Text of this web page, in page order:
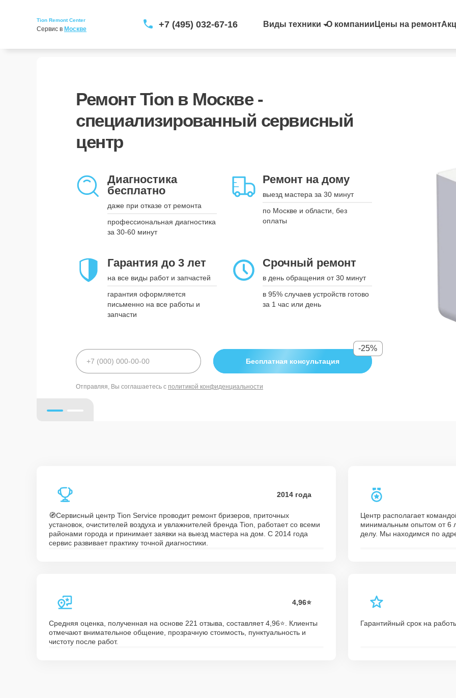
Tion Remont Center
Сервис в Москве +7 (495) 032-67-16 Виды техники О компании Цены на ремонт
Ремонт Tion в Москве -
специализированный сервисный
центр
Диагностика
бесплатно
даже при отказе от ремонта
профессиональная диагностика
за 30-60 минут
Ремонт на дому
выезд мастера за 30 минут
по Москве и области, без
оплаты
Гарантия до 3 лет
на все виды работ и запчастей
гарантия оформляется
письменно на все работы и
запчасти
Срочный ремонт
в день обращения от 30 минут
в 95% случаев устройств готово
за 1 час или день
Бесплатная консультация
-25%
Отправляя, Вы соглашаетесь с политикой конфиденциальности
наши курьеры приедут в удобное
устройство обратно, когда оно
будет готово
вы выбираете - мы
подстраиваемся
укажите дату, время и модель
устройства, а мы свяжемся для
Гарантия до 3 лет
на все виды работ и запчастей
гарантия оформляется письменно
на все работы и запчасти
Срочный ремонт
в день обращения от 30 минут
в 95% случаев устройств готово за
1 час или день
Бесплатная консультация
политикой конфиденциальности
2014 года
🧭Сервисный центр Tion Service проводит ремонт бризеров, приточных
установок, очистителей воздуха и увлажнителей бренда Tion, работает со всеми
районами города и принимает заявки на выезд мастера на дом. С 2014 года
сервис развивает практику точной диагностики.
Центр располагает
минимальным опытом от 6
делу. Мы находимся по
4,96⭐️
Средняя оценка, полученная на основе 221 отзыва, составляет 4,96⭐️. Клиенты
отмечают внимательное общение, прозрачную стоимость, пунктуальность и
чистоту после работ.
Гарантийный срок на